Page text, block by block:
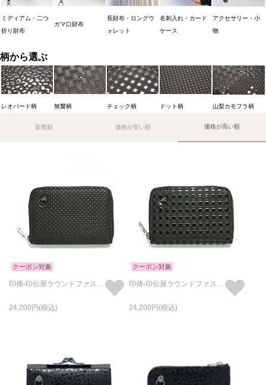
ミディアム・二つ
折り財布
ガマ口財布
長財布・ロングウ
ォレット
名刺入れ・カード
ケース
アクセサリー・小
物
柄から選ぶ
レオパード柄 無響柄 チェック柄 ドット柄 山梨カモフラ柄
価格が安い順 価格が高い順
新着順
クーポン対象
印傳-印伝屋ラウンドファスナー三つ折り財布ドット柄/小銭入れ・ミニ財布
24,200
クーポン対象
印傳-印伝屋ラウンドファスナー三つ折り財布チェック柄/小銭入れ・ミニ財布
24,200